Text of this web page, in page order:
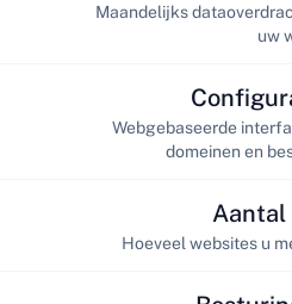
Maandelijks
uw
Webgebaseerde
domeinen en
Aantal
Hoeveel websites u